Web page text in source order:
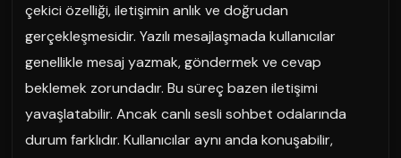
çekici özelliği, iletişimin anlık ve doğrudan
gerçekleşmesidir. Yazılı mesajlaşmada kullanıcılar
genellikle mesaj yazmak, göndermek ve cevap
beklemek zorundadır. Bu süreç bazen iletişimi
yavaşlatabilir. Ancak canlı sesli sohbet odalarında
durum farklıdır. Kullanıcılar aynı anda konuşabilir,